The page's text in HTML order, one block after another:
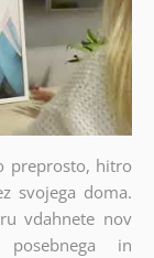
preprosto, hitro
svojega doma.
vdahnete nov
in